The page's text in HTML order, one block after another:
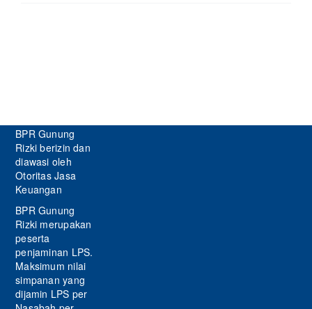
BPR Gunung
Rizki berizin dan
diawasi oleh
Otoritas Jasa
Keuangan
BPR Gunung
Rizki merupakan
peserta
penjaminan LPS.
Maksimum nilai
simpanan yang
dijamin LPS per